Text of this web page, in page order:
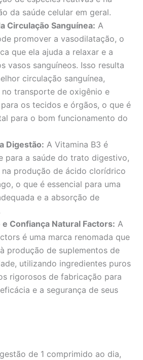
da saúde celular em geral.
Circulação Sanguínea: A
promover a vasodilatação, o
que ela ajuda a relaxar e a
vasos sanguíneos. Isso resulta
circulação sanguínea,
no transporte de oxigênio e
os tecidos e órgãos, o que é
para o bom funcionamento do
Digestão: A Vitamina B3 é
para a saúde do trato digestivo,
na produção de ácido clorídrico
o que é essencial para uma
e a absorção de
e Confiança Natural Factors: A
é uma marca renomada que
produção de suplementos de
utilizando ingredientes puros
rigorosos de fabricação para
e a segurança de seus
de 1 comprimido ao dia,